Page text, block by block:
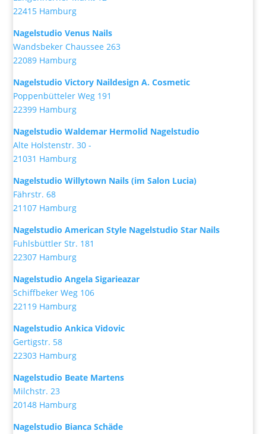
22415 Hamburg
Nagelstudio Venus Nails
Wandsbeker Chaussee 263
22089 Hamburg
Nagelstudio Victory Naildesign A. Cosmetic
Poppenbütteler Weg 191
22399 Hamburg
Nagelstudio Waldemar Hermolid Nagelstudio
Alte Holstenstr. 30 -
21031 Hamburg
Nagelstudio Willytown Nails (im Salon Lucia)
Fährstr. 68
21107 Hamburg
Nagelstudio American Style Nagelstudio Star Nails
Fuhlsbüttler Str. 181
22307 Hamburg
Nagelstudio Angela Sigarieazar
Schiffbeker Weg 106
22119 Hamburg
Nagelstudio Ankica Vidovic
Gertigstr. 58
22303 Hamburg
Nagelstudio Beate Martens
Milchstr. 23
20148 Hamburg
Nagelstudio Bianca Schäde